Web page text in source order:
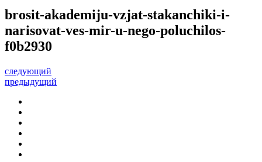
brosit-akademiju-vzjat-stakanchiki-i-
narisovat-ves-mir-u-nego-poluchilos-
f0b2930
следующий
предыдущий